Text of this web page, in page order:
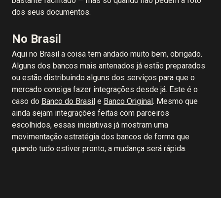
dos seus documentos.
No Brasil
Aqui no Brasil a coisa tem andado muito bem, obrigado.
Alguns dos bancos mais antenados já estão preparados
ou estão distribuindo alguns dos serviços para que o
mercado consiga fazer integrações desde já. Este é o
caso do Banco do Brasil e Banco Original. Mesmo que
ainda sejam integrações feitas com parceiros
escolhidos, essas iniciativas já mostram uma
movimentação estratégia dos bancos de forma que
quando tudo estiver pronto, a mudança será rápida.